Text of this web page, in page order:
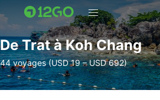
De Trat à Koh Chang
44 voyages (USD 19 – USD 692)